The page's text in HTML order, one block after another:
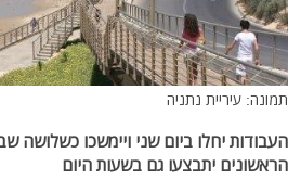
תמונה: עיריית נתניה
העבודות יחלו ביום שני ויימשכו כשלושה
הראשונים יתבצעו גם בשעות היום